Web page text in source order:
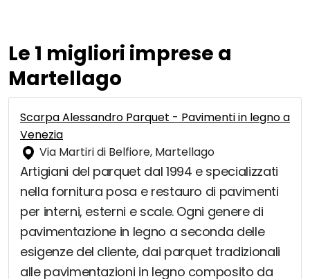
Le 1 migliori imprese a
Martellago
Scarpa Alessandro Parquet - Pavimenti in legno a
Venezia
Via Martiri di Belfiore, Martellago
Artigiani del parquet dal 1994 e specializzati
nella fornitura posa e restauro di pavimenti
per interni, esterni e scale. Ogni genere di
pavimentazione in legno a seconda delle
esigenze del cliente, dai parquet tradizionali
alle pavimentazioni in legno composito da